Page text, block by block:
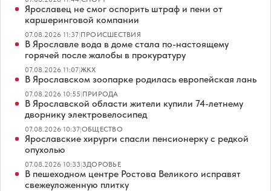
Ярославец не смог оспорить штраф и пени от
каршеринговой компании
07.08.2026 11:37|ПРОИСШЕСТВИЯ
В Ярославле вода в доме стала по-настоящему
горячей после жалобы в прокуратуру
07.08.2026 11:07|ЖКХ
В Ярославском зоопарке родилась европейская лань
07.08.2026 10:55|ПРИРОДА
В Ярославской области жители купили 74-летнему
дворнику электровелосипед
07.08.2026 10:37|ОБЩЕСТВО
Ярославские хирурги спасли пенсионерку с редкой
опухолью
07.08.2026 10:33|ЗДОРОВЬЕ
В пешеходном центре Ростова Великого исправят
свежеуложенную плитку